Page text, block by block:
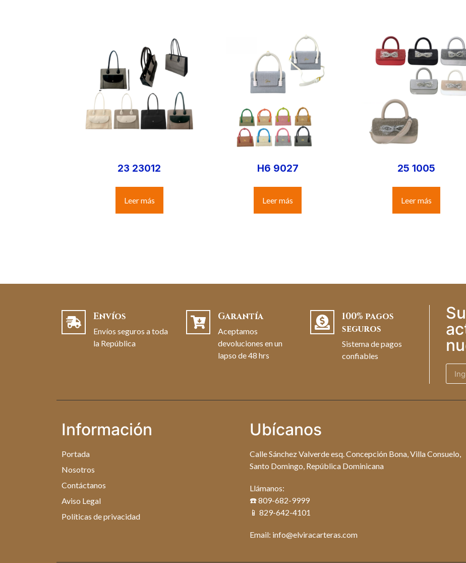
23 23012
Leer más
H6 9027
Leer más
25 1005
Leer más
Envíos
Envíos seguros a toda
la República
Garantía
Aceptamos
devoluciones en un
lapso de 48 hrs
100% pagos
seguros
Sistema de pagos
confiables
Información
Portada
Nosotros
Contáctanos
Aviso Legal
Políticas de privacidad
Ubícanos
Calle Sánchez Valverde esq. Concepción Bona, Villa Consuelo,
Santo Domingo, República Dominicana
Llámanos:
☎️ 809-682-9999
📱 829-642-4101
Email: info@elviracarteras.com